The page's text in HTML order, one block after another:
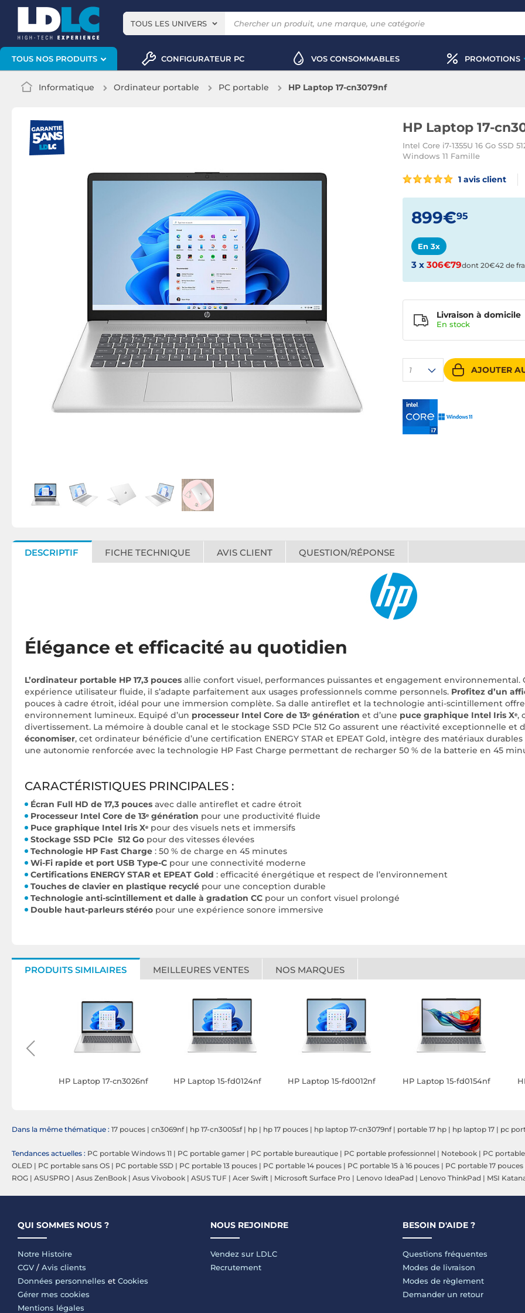
TOUS LES UNIVERS
TOUS NOS PRODUITS CONFIGURATEUR PC VOS CONSOMMABLES PROMOTIONS
Informatique Ordinateur portable PC portable HP Laptop 17-cn3079nf
HP Laptop 17-
Intel Core i7-1355U 16 Go SSD
Windows 11 Famille
1 avis client
899€95
En 3x
3 x 306€79dont 20€42 de
1 AJOUTER
Livraison à domicile
En stock
DESCRIPTIF FICHE TECHNIQUE AVIS CLIENT QUESTION/RÉPONSE
Élégance et efficacité au quotidien
L’ordinateur portable HP 17,3 pouces allie confort visuel, performances puissantes et engagement
expérience utilisateur fluide, il s’adapte parfaitement aux usages professionnels comme personnels. Profitez d’un
pouces à cadre étroit, idéal pour une immersion complète. Sa dalle antireflet et la technologie anti-scintillement
environnement lumineux. Equipé d’un processeur Intel Core de 13ᵉ génération et d’une puce graphique Intel Iris Xᵉ,
divertissement. La mémoire à double canal et le stockage SSD PCIe 512 Go assurent une réactivité exceptionnelle et
économiser, cet ordinateur bénéficie d’une certification ENERGY STAR et EPEAT Gold, intègre des matériaux
une autonomie renforcée avec la technologie HP Fast Charge permettant de recharger 50 % de la batterie en 45
CARACTÉRISTIQUES PRINCIPALES :
Écran Full HD de 17,3 pouces avec dalle antireflet et cadre étroit
Processeur Intel Core de 13ᵉ génération pour une productivité fluide
Puce graphique Intel Iris Xᵉ pour des visuels nets et immersifs
Stockage SSD PCIe 512 Go pour des vitesses élevées
Technologie HP Fast Charge : 50 % de charge en 45 minutes
Wi-Fi rapide et port USB Type-C pour une connectivité moderne
Certifications ENERGY STAR et EPEAT Gold : efficacité énergétique et respect de l’environnement
Touches de clavier en plastique recyclé pour une conception durable
Technologie anti-scintillement et dalle à gradation CC pour un confort visuel prolongé
Double haut-parleurs stéréo pour une expérience sonore immersive
PRODUITS SIMILAIRES MEILLEURES VENTES NOS MARQUES
HP Laptop 17-cn3026nf HP Laptop 15-fd0124nf HP Laptop 15-fd0012nf HP Laptop 15-fd0154nf
Dans la même thématique : 17 pouces | cn3069nf| hp 17-cn3005sf| hp | hp 17 pouces | hp laptop 17-cn3079nf| portable 17 hp | hp laptop 17 | pc
Tendances actuelles : PC portable Windows 11 | PC portable gamer | PC portable bureautique | PC portable professionnel | Notebook | PC
OLED | PC portable sans OS | PC portable SSD | PC portable 13 pouces | PC portable 14 pouces | PC portable 15 à 16 pouces | PC portable 17 pouces
ROG | ASUSPRO | Asus ZenBook | Asus Vivobook | ASUS TUF | Acer Swift | Microsoft Surface Pro | Lenovo IdeaPad | Lenovo ThinkPad | MSI
QUI SOMMES NOUS ?
Notre Histoire
CGV / Avis clients
Données personnelles et Cookies
Gérer mes cookies
Mentions légales
NOUS REJOINDRE
Vendez sur LDLC
Recrutement
BESOIN D'AIDE ?
Questions fréquentes
Modes de livraison
Modes de règlement
Demander un retour